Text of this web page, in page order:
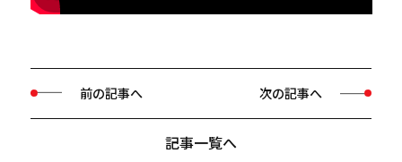
前の記事へ
記事一覧へ
次の記事へ